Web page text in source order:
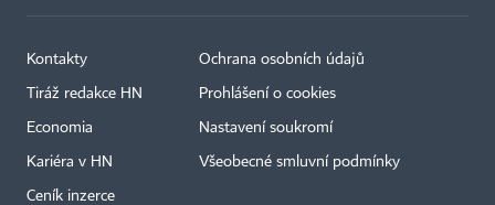
Kontakty
Tiráž redakce HN
Economia
Kariéra v HN
Ceník inzerce
Ochrana osobních údajů
Prohlášení o cookies
Nastavení soukromí
Všeobecné smluvní podmínky